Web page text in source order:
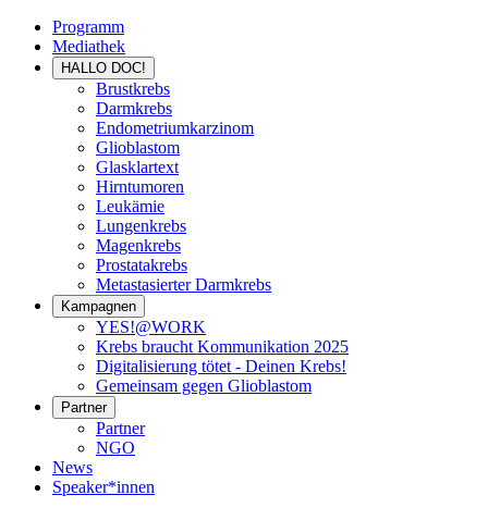
Programm
Mediathek
HALLO DOC!
Brustkrebs
Darmkrebs
Endometriumkarzinom
Glioblastom
Glasklartext
Hirntumoren
Leukämie
Lungenkrebs
Magenkrebs
Prostatakrebs
Metastasierter Darmkrebs
Kampagnen
YES!@WORK
Krebs braucht Kommunikation 2025
Digitalisierung tötet - Deinen Krebs!
Gemeinsam gegen Glioblastom
Partner
Partner
NGO
News
Speaker*innen